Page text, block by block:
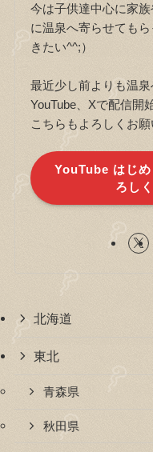
今は子供達中心に家
に温泉へ寄らせても
きたい^^;）
最近少し前よりも温泉
YouTube、Xで配信開
こちらもよろしくお願
YouTube はじめ
ろし
北海道
東北
青森県
秋田県